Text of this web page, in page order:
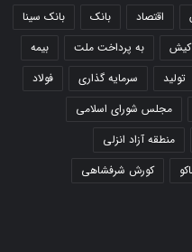
اقتصاد بانک
بانک سینا
کیش
به پرداخت ملت
بیمه
تولید سرمایه گذاری
فولاد
مجلس شورای اسلامی
منطقه آزاد انزلی
کورش شرفشاهی